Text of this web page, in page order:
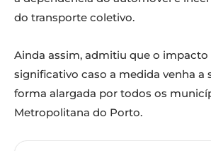
do transporte coletivo.
Ainda assim, admitiu que o impacto
significativo caso a medida venha a
forma alargada por todos os
Metropolitana do Porto.